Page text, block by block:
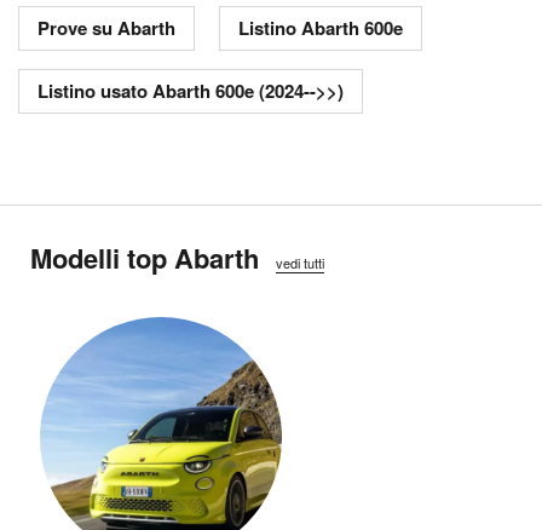
Prove su Abarth Listino Abarth 600e
Listino usato Abarth 600e (2024-->>)
Modelli top Abarth vedi tutti